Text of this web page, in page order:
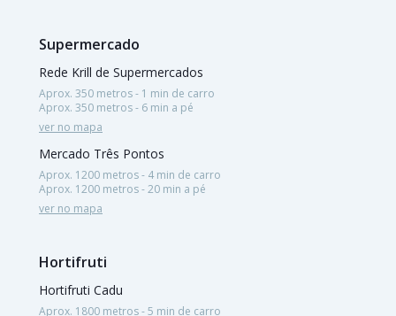
Supermercado
Rede Krill de Supermercados
Aprox. 350 metros - 1 min de carro
Aprox. 350 metros - 6 min a pé
ver no mapa
Mercado Três Pontos
Aprox. 1200 metros - 4 min de carro
Aprox. 1200 metros - 20 min a pé
ver no mapa
Hortifruti
Hortifruti Cadu
Aprox. 1800 metros - 5 min de carro